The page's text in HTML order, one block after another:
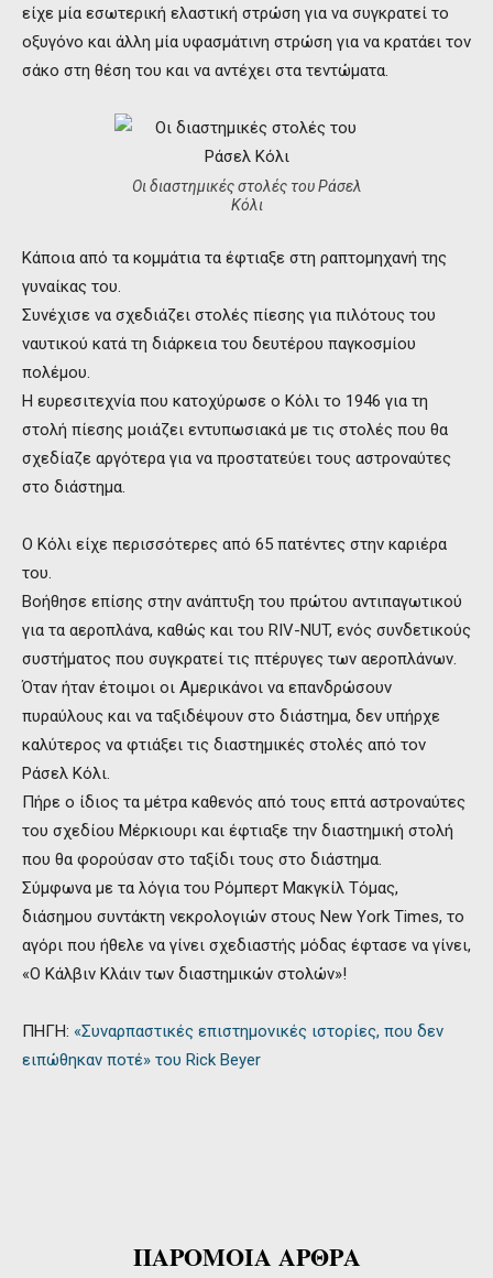
είχε μία εσωτερική ελαστική στρώση για να συγκρατεί το
οξυγόνο και άλλη μία υφασμάτινη στρώση για να κρατάει τον
σάκο στη θέση του και να αντέχει στα τεντώματα.
Οι διαστημικές στολές του Ράσελ
Κόλι
Κάποια από τα κομμάτια τα έφτιαξε στη ραπτομηχανή της
γυναίκας του.
Συνέχισε να σχεδιάζει στολές πίεσης για πιλότους του
ναυτικού κατά τη διάρκεια του δευτέρου παγκοσμίου
πολέμου.
Η ευρεσιτεχνία που κατοχύρωσε ο Κόλι το 1946 για τη
στολή πίεσης μοιάζει εντυπωσιακά με τις στολές που θα
σχεδίαζε αργότερα για να προστατεύει τους αστροναύτες
στο διάστημα.
Ο Κόλι είχε περισσότερες από 65 πατέντες στην καριέρα
του.
Βοήθησε επίσης στην ανάπτυξη του πρώτου αντιπαγωτικού
για τα αεροπλάνα, καθώς και του RIV-NUT, ενός συνδετικούς
συστήματος που συγκρατεί τις πτέρυγες των αεροπλάνων.
Όταν ήταν έτοιμοι οι Αμερικάνοι να επανδρώσουν
πυραύλους και να ταξιδέψουν στο διάστημα, δεν υπήρχε
καλύτερος να φτιάξει τις διαστημικές στολές από τον
Ράσελ Κόλι.
Πήρε ο ίδιος τα μέτρα καθενός από τους επτά αστροναύτες
του σχεδίου Μέρκιουρι και έφτιαξε την διαστημική στολή
που θα φορούσαν στο ταξίδι τους στο διάστημα.
Σύμφωνα με τα λόγια του Ρόμπερτ Μακγκίλ Τόμας,
διάσημου συντάκτη νεκρολογιών στους New York Times, το
αγόρι που ήθελε να γίνει σχεδιαστής μόδας έφτασε να γίνει,
«Ο Κάλβιν Κλάιν των διαστημικών στολών»!
ΠΗΓΗ: «Συναρπαστικές επιστημονικές ιστορίες, που δεν
ειπώθηκαν ποτέ» του Rick Beyer
ΠΑΡΟΜΟΙΑ ΑΡΘΡΑ